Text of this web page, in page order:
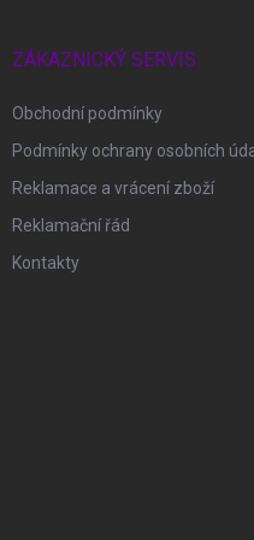
ZÁKAZNICKÝ SERVIS
Obchodní podmínky
Podmínky ochrany osobních
Reklamace a vrácení zboží
Reklamační řád
Kontakty